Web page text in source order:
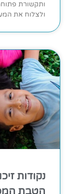
ותקשורת
ולצלוח את
נקודות
הטבת